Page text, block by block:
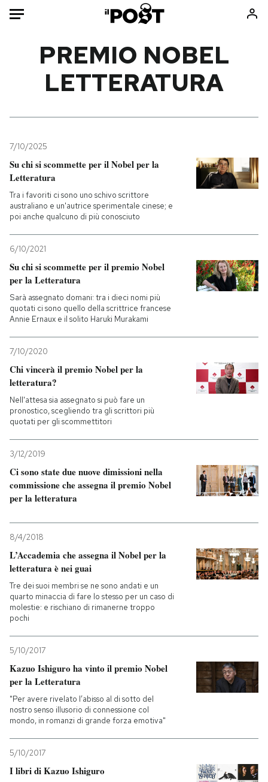
HOME
Mondo
Tecnologia
Internet
Cultura
Economia
Libri
Ok Boomer!
Europa
PODCAST
I MIEI PREFERITI
SHOP
CALENDARIO
AREA PERSONALE
PREMIO NOBEL
LETTERATURA
7/10/2025
Su chi si scommette per il Nobel per la
Letteratura
Tra i favoriti ci sono uno schivo scrittore
australiano e un'autrice sperimentale cinese; e
poi anche qualcuno di più conosciuto
6/10/2021
Su chi si scommette per il premio Nobel
per la Letteratura
Sarà assegnato domani: tra i dieci nomi più
quotati ci sono quello della scrittrice francese
Annie Ernaux e il solito Haruki Murakami
7/10/2020
Chi vincerà il premio Nobel per la
letteratura?
Nell'attesa sia assegnato si può fare un
pronostico, scegliendo tra gli scrittori più
quotati per gli scommettitori
3/12/2019
Ci sono state due nuove dimissioni nella
commissione che assegna il premio Nobel
per la letteratura
8/4/2018
L’Accademia che assegna il Nobel per la
letteratura è nei guai
Tre dei suoi membri se ne sono andati e un
quarto minaccia di fare lo stesso per un caso di
molestie: e rischiano di rimanerne troppo
pochi
5/10/2017
Kazuo Ishiguro ha vinto il premio Nobel
per la Letteratura
"Per avere rivelato l’abisso al di sotto del
nostro senso illusorio di connessione col
mondo, in romanzi di grande forza emotiva"
5/10/2017
I libri di Kazuo Ishiguro